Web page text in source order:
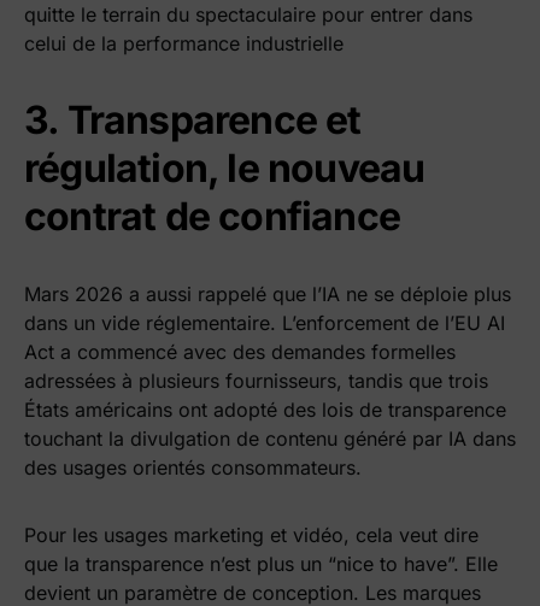
quitte le terrain du spectaculaire pour entrer dans
celui de la performance industrielle
3. Transparence et
régulation, le nouveau
contrat de confiance
Mars 2026 a aussi rappelé que l’IA ne se déploie plus
dans un vide réglementaire. L’enforcement de l’EU AI
Act a commencé avec des demandes formelles
adressées à plusieurs fournisseurs, tandis que trois
États américains ont adopté des lois de transparence
touchant la divulgation de contenu généré par IA dans
des usages orientés consommateurs.
Pour les usages marketing et vidéo, cela veut dire
que la transparence n’est plus un “nice to have”. Elle
devient un paramètre de conception. Les marques